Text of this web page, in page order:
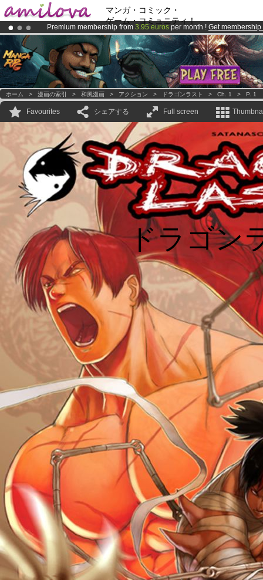
マンガ・コミック・
ゲーム・コミュニティ！
Premium membership from 3.95 euros per month ! Get membership
AmilovaKickstarter is now LIVE!.
Already 100000membersand 1000 comics & mangas!.
ホーム > 漫画の索引 > 和風漫画 > アクション > ドラゴンラスト > Ch. 1 > P. 1
Favourites シェアする Full screen
ドラゴン